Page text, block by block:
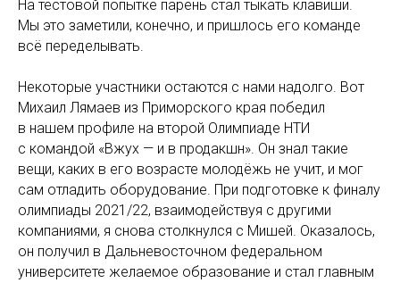
На тестовой попытке парень стал тыкать клавиши.
Мы это заметили, конечно, и пришлось его команде
всё переделывать.
Некоторые участники остаются с нами надолго. Вот
Михаил Лямаев из Приморского края победил
в нашем профиле на второй Олимпиаде НТИ
с командой «Вжух — и в продакшн». Он знал такие
вещи, каких в его возрасте молодёжь не учит, и мог
сам отладить оборудование. При подготовке к финалу
олимпиады 2021/22, взаимодействуя с другими
компаниями, я снова столкнулся с Мишей. Оказалось,
он получил в Дальневосточном федеральном
университете желаемое образование и стал главным